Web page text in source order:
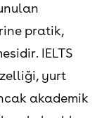
pratik,
IELTS
yurt
akademik